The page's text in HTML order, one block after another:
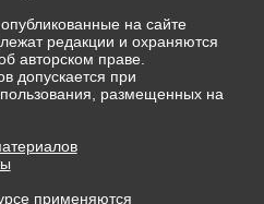
на сайте
редакции и охраняются
авторском праве.
допускается при
размещенных на
применяются